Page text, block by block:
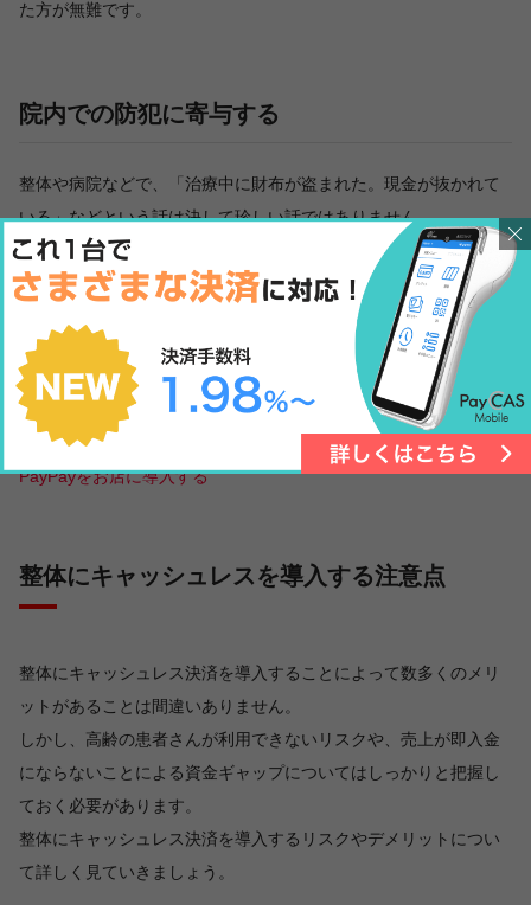
た方が無難です。
院内での防犯に寄与する
整体や病院などで、「治療中に財布が盗まれた。現金が抜かれて
いる」などという話は決して珍しい話ではありません。
多くの整体院で患者の貴重品の管理には苦慮されているのではな
いでしょうか？
キャッシュレス決済を導入すれば、患者が財布を持って来院する
必要がないので、院内での防犯は強化されます。
整体院としても、貴重品の管理に配慮する必要がないので、本業
に集中できるようになります。
PayPayをお店に導入する
整体にキャッシュレスを導入する注意点
整体にキャッシュレス決済を導入することによって数多くのメリ
ットがあることは間違いありません。
しかし、高齢の患者さんが利用できないリスクや、売上が即入金
にならないことによる資金ギャップについてはしっかりと把握し
ておく必要があります。
整体にキャッシュレス決済を導入するリスクやデメリットについ
て詳しく見ていきましょう。